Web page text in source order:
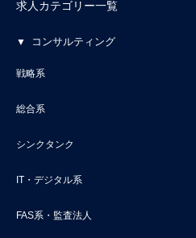
求人カテゴリー一覧
コンサルティング
戦略系
総合系
シンクタンク
IT・デジタル系
FAS系・監査法人